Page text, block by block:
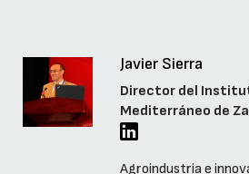
Javier Sierra
Director del
Mediterráneo de
Agroindustria e